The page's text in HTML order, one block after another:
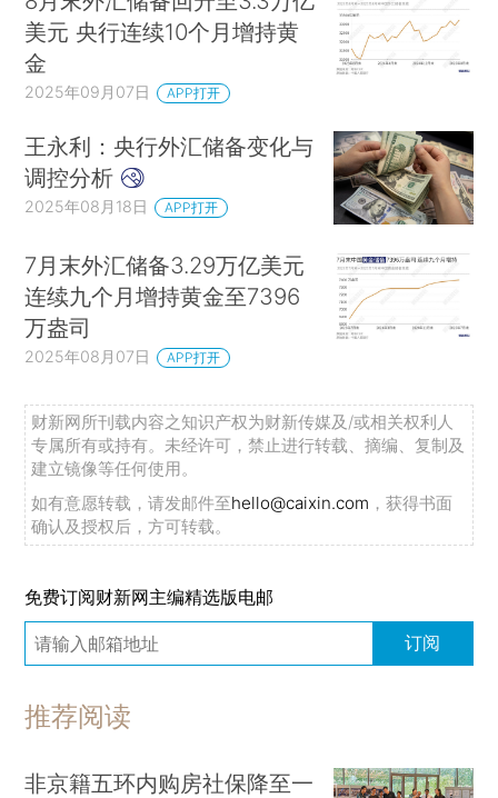
美元 央行连续10个月增持黄
金
2025年09月07日 APP打开
王永利：央行外汇储备变化与
调控分析
2025年08月18日 APP打开
7月末外汇储备3.29万亿美元
连续九个月增持黄金至7396
万盎司
2025年08月07日 APP打开
财新网所刊载内容之知识产权为财新传媒及/或相关权利人
专属所有或持有。未经许可，禁止进行转载、摘编、复制及
建立镜像等任何使用。
如有意愿转载，请发邮件至hello@caixin.com ，获得书面
确认及授权后，方可转载。
免费订阅财新网主编精选版电邮
订阅
推荐阅读
非京籍五环内购房社保降至一